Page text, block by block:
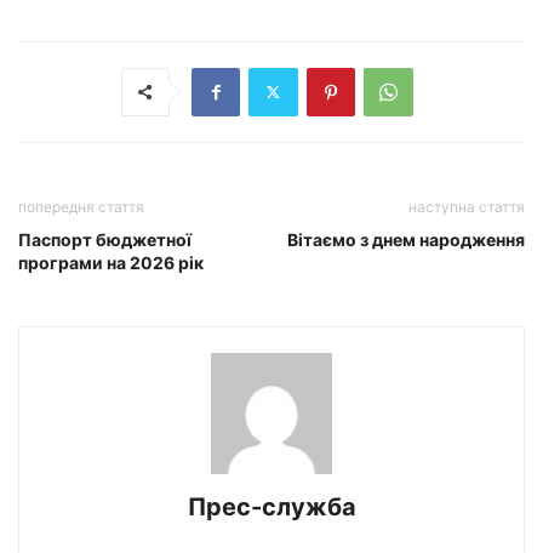
попередня стаття
Паспорт бюджетної
програми на 2026 рік
наступна стаття
Вітаємо з днем народження
Прес-служба